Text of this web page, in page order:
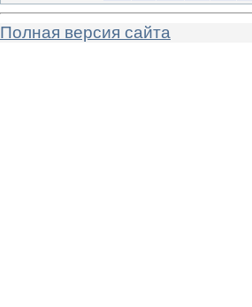
Полная версия сайта